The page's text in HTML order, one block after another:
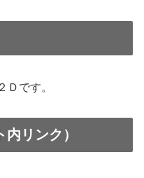
Ｄです。
リンク）